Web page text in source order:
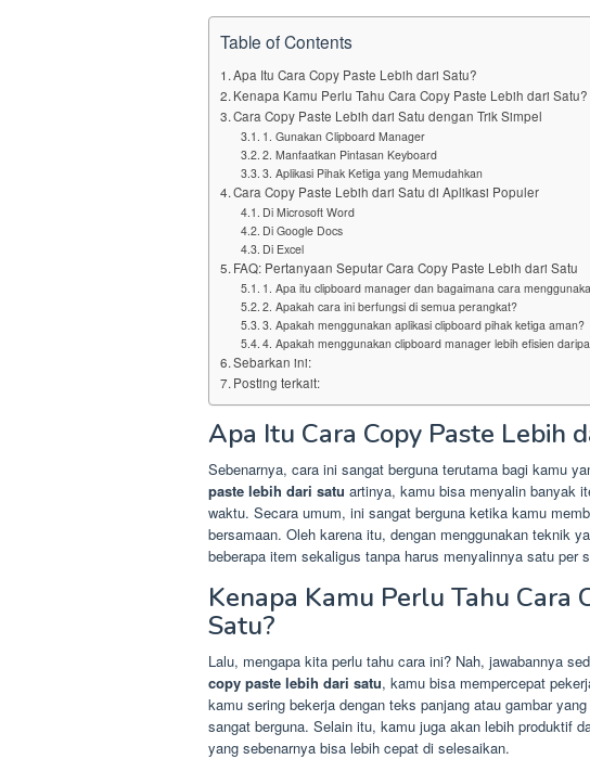
Table of Contents
Apa Itu Cara Copy Paste Lebih dari Satu?
Kenapa Kamu Perlu Tahu Cara Copy Paste Lebih dari Satu?
Cara Copy Paste Lebih dari Satu dengan Trik Simpel
1. Gunakan Clipboard Manager
2. Manfaatkan Pintasan Keyboard
3. Aplikasi Pihak Ketiga yang Memudahkan
Cara Copy Paste Lebih dari Satu di Aplikasi Populer
Di Microsoft Word
Di Google Docs
Di Excel
FAQ: Pertanyaan Seputar Cara Copy Paste Lebih dari Satu
1. Apa itu clipboard manager dan bagaimana cara
2. Apakah cara ini berfungsi di semua perangkat?
3. Apakah menggunakan aplikasi clipboard pihak ketiga aman?
4. Apakah menggunakan clipboard manager lebih efisien
Sebarkan ini:
Posting terkait:
Apa Itu Cara Copy Paste Lebih
Sebenarnya, cara ini sangat berguna terutama bagi kamu
paste lebih dari satu artinya, kamu bisa menyalin banyak
waktu. Secara umum, ini sangat berguna ketika kamu
bersamaan. Oleh karena itu, dengan menggunakan teknik
beberapa item sekaligus tanpa harus menyalinnya satu per
Kenapa Kamu Perlu Tahu Cara
Satu?
Lalu, mengapa kita perlu tahu cara ini? Nah, jawabannya
copy paste lebih dari satu, kamu bisa mempercepat
kamu sering bekerja dengan teks panjang atau gambar
sangat berguna. Selain itu, kamu juga akan lebih produktif
yang sebenarnya bisa lebih cepat di selesaikan.